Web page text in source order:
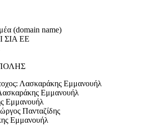
(domain name)
ΕΕ
Λασκαράκης Εμμανουήλ
Εμμανουήλ
Εμμανουήλ
Πανταζίδης
Εμμανουήλ